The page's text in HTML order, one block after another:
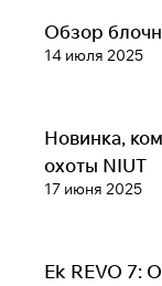
Обзоры луков,
14 июля 2025
Обзор
Обзоры луков,
17 июня 2025
Новинка,
охоты NIUT
Обзоры луков,
Ek REVO 7: